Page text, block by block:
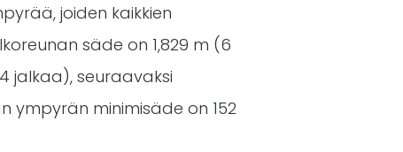
joiden kaikkien
säde on 1,829 m (6
jalkaa), seuraavaksi
ympyrän minimisäde on 152